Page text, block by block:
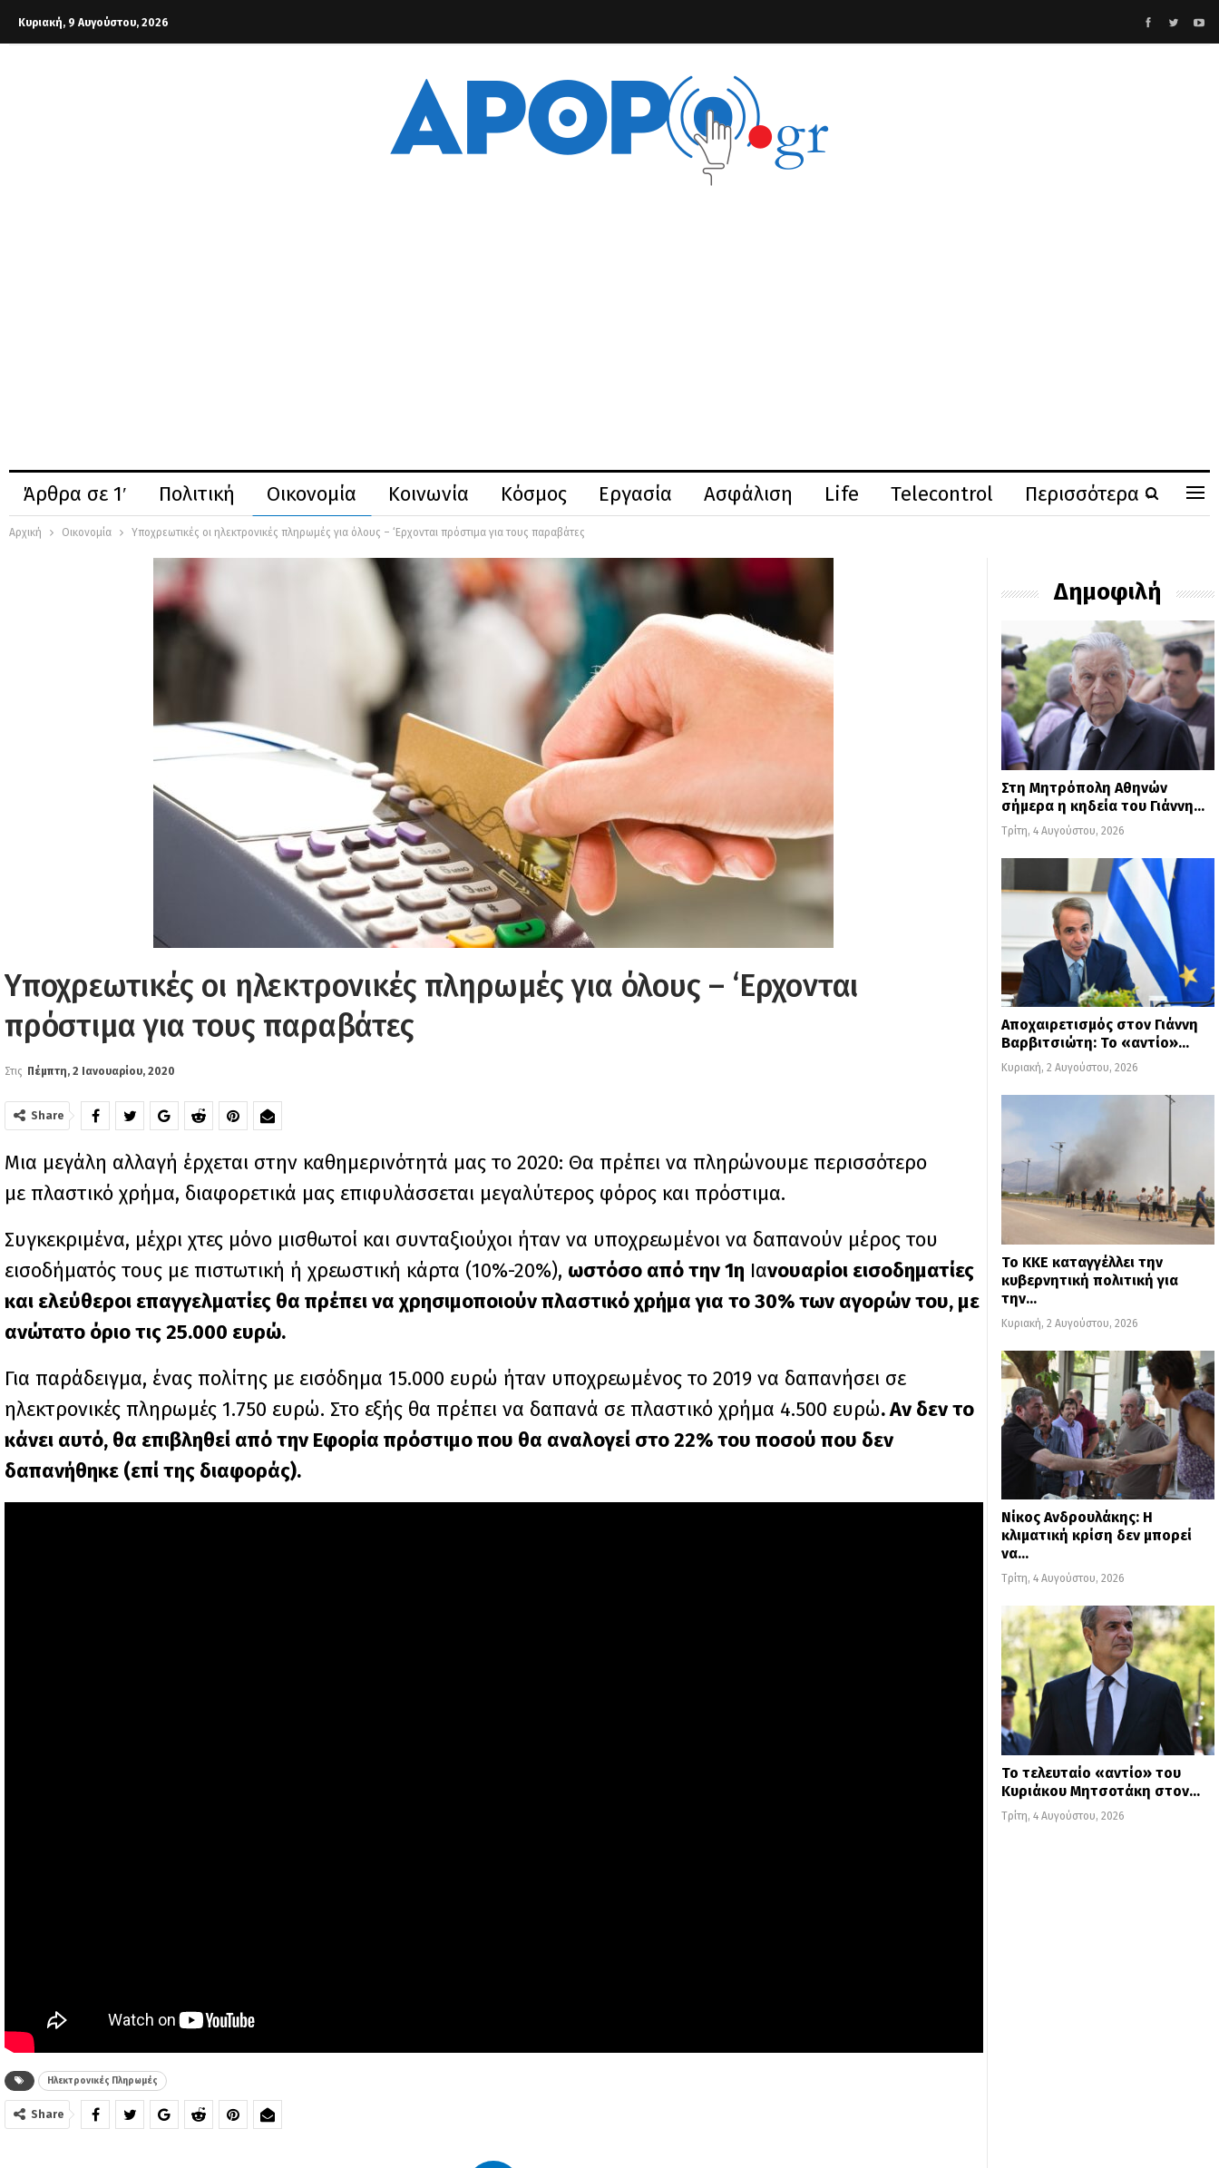
Κυριακή, 9 Αυγούστου, 2026
Άρθρα σε 1′ Πολιτική Οικονομία Κοινωνία Κόσμος Εργασία Ασφάλιση Life Telecontrol Περισσότερα
Αρχική Οικονομία Υποχρεωτικές οι ηλεκτρονικές πληρωμές για όλους – ‘Eρχονται πρόστιμα για τους παραβάτες
Υποχρεωτικές οι ηλεκτρονικές πληρωμές για όλους – ‘Eρχονται
πρόστιμα για τους παραβάτες
Στις Πέμπτη, 2 Ιανουαρίου, 2020
Share
Mια μεγάλη αλλαγή έρχεται στην καθημερινότητά μας το 2020: Θα πρέπει να πληρώνουμε περισσότερο
με πλαστικό χρήμα, διαφορετικά μας επιφυλάσσεται μεγαλύτερος φόρος και πρόστιμα.
Συγκεκριμένα, μέχρι χτες μόνο μισθωτοί και συνταξιούχοι ήταν να υποχρεωμένοι να δαπανούν μέρος του
εισοδήματός τους με πιστωτική ή χρεωστική κάρτα (10%-20%), ωστόσο από την 1η Ιανουαρίοι εισοδηματίες
και ελεύθεροι επαγγελματίες θα πρέπει να χρησιμοποιούν πλαστικό χρήμα για το 30% των αγορών του, με
ανώτατο όριο τις 25.000 ευρώ.
Για παράδειγμα, ένας πολίτης με εισόδημα 15.000 ευρώ ήταν υποχρεωμένος το 2019 να δαπανήσει σε
ηλεκτρονικές πληρωμές 1.750 ευρώ. Στο εξής θα πρέπει να δαπανά σε πλαστικό χρήμα 4.500 ευρώ. Αν δεν το
κάνει αυτό, θα επιβληθεί από την Εφορία πρόστιμο που θα αναλογεί στο 22% του ποσού που δεν
δαπανήθηκε (επί της διαφοράς).
Ηλεκτρονικές Πληρωμές
Share
Δημοφιλή
Στη Μητρόπολη Αθηνών
σήμερα η κηδεία του Γιάννη…
Τρίτη, 4 Αυγούστου, 2026
Αποχαιρετισμός στον Γιάννη
Βαρβιτσιώτη: Το «αντίο»…
Κυριακή, 2 Αυγούστου, 2026
Το ΚΚΕ καταγγέλλει την
κυβερνητική πολιτική για
την…
Κυριακή, 2 Αυγούστου, 2026
Νίκος Ανδρουλάκης: Η
κλιματική κρίση δεν μπορεί
να…
Τρίτη, 4 Αυγούστου, 2026
Το τελευταίο «αντίο» του
Κυριάκου Μητσοτάκη στον…
Τρίτη, 4 Αυγούστου, 2026